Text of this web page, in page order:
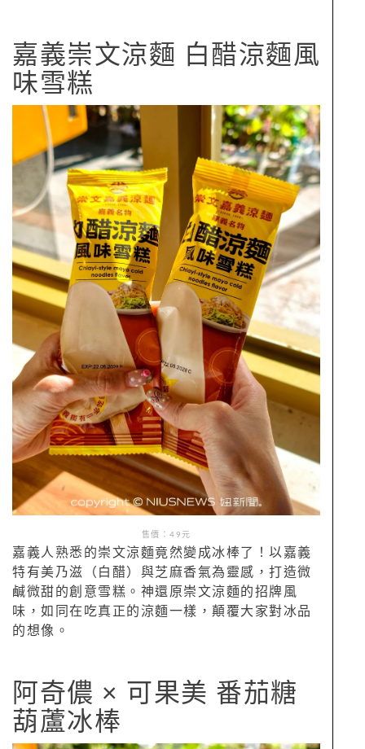
嘉義崇文涼麵 白醋涼麵風
味雪糕
售價：49元
嘉義人熟悉的崇文涼麵竟然變成冰棒了！以嘉義
特有美乃滋（白醋）與芝麻香氣為靈感，打造微
鹹微甜的創意雪糕。神還原崇文涼麵的招牌風
味，如同在吃真正的涼麵一樣，顛覆大家對冰品
的想像。
阿奇儂 × 可果美 番茄糖
葫蘆冰棒